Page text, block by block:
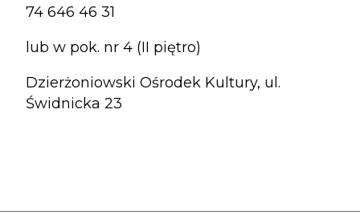
74 646 46 31
lub w pok. nr 4 (II piętro)
Dzierżoniowski Ośrodek Kultury, ul.
Świdnicka 23